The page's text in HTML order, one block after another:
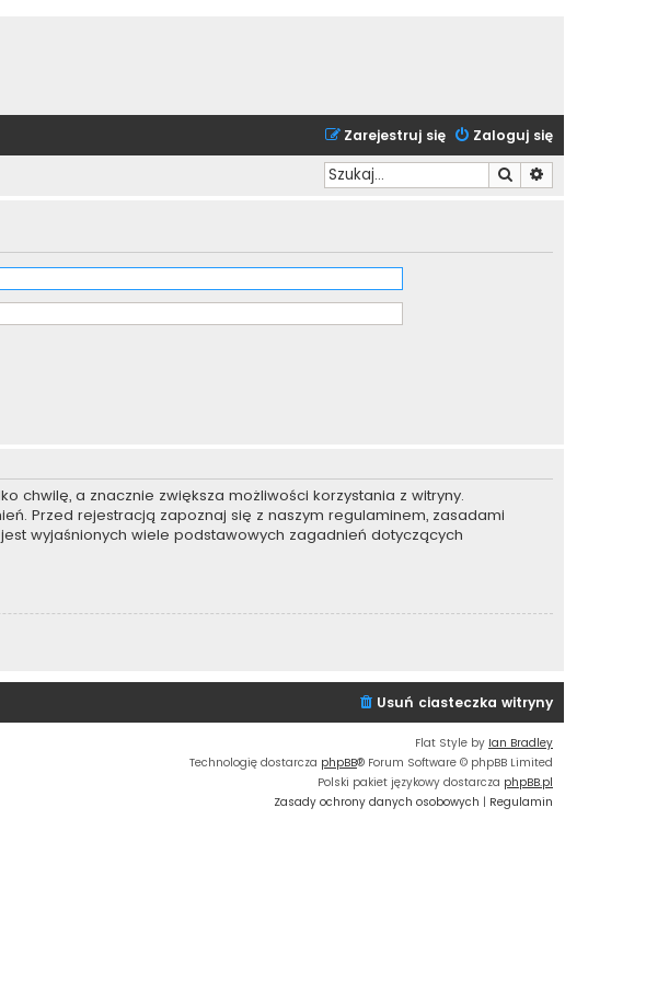
Zaloguj się
Zarejestruj się
Szukaj
chwilę, a znacznie zwiększa możliwości korzystania z witryny.
Przed rejestracją zapoznaj się z naszym regulaminem, zasadami
wyjaśnionych wiele podstawowych zagadnień dotyczących
Usuń ciasteczka witryny
Flat Style by Ian Bradley
Technologię dostarcza phpBB® Forum Software © phpBB Limited
Polski pakiet językowy dostarcza phpBB.pl
Zasady ochrony danych osobowych | Regulamin